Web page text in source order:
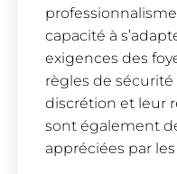
capacité à
exigences des
règles de sécurité
discrétion et leur
sont également
appréciées par